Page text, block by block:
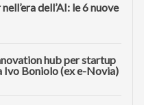
dell’AI: le 6 nuove
hub per startup
Ivo Boniolo (ex e-Novia)